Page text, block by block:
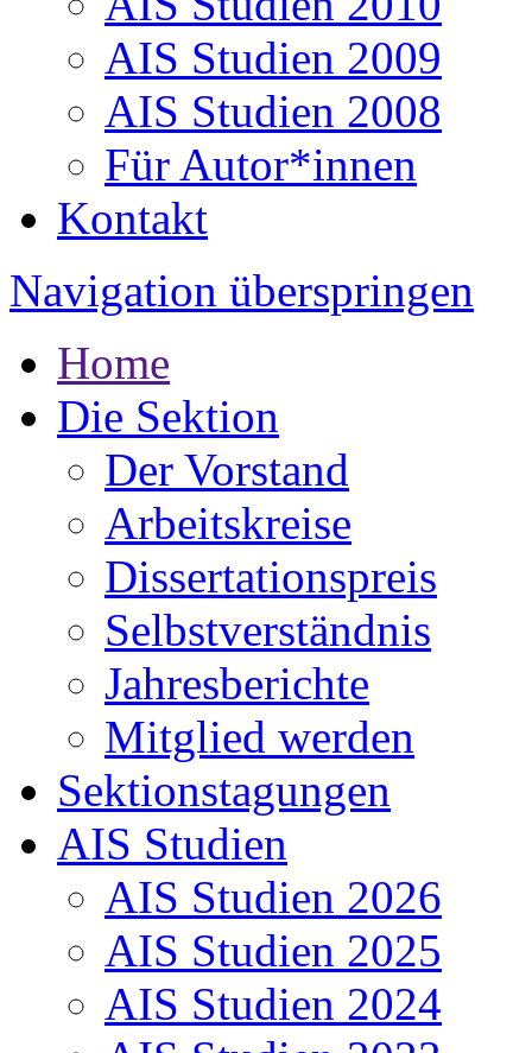
AIS Studien 2009
AIS Studien 2008
Für Autor*innen
Kontakt
Navigation überspringen
Home
Die Sektion
Der Vorstand
Arbeitskreise
Dissertationspreis
Selbstverständnis
Jahresberichte
Mitglied werden
Sektionstagungen
AIS Studien
AIS Studien 2026
AIS Studien 2025
AIS Studien 2024